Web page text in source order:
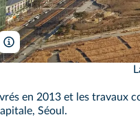
Fleetham/Wikimedia
en 2013 et les travaux
Séoul.